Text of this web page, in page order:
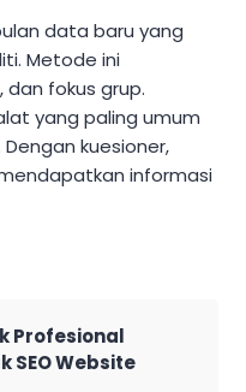
data baru yang
Metode ini
dan fokus grup.
yang paling umum
kuesioner,
informasi
Profesional
SEO Website